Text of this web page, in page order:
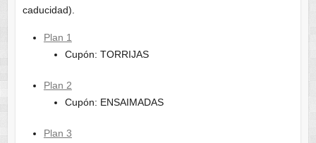
caducidad).
Plan 1
Cupón: TORRIJAS
Plan 2
Cupón: ENSAIMADAS
Plan 3